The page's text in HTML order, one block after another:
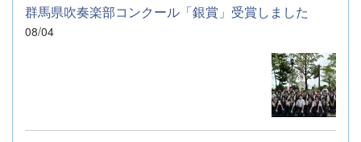
群馬県吹奏楽部コンクール「銀賞」受賞しました
08/04